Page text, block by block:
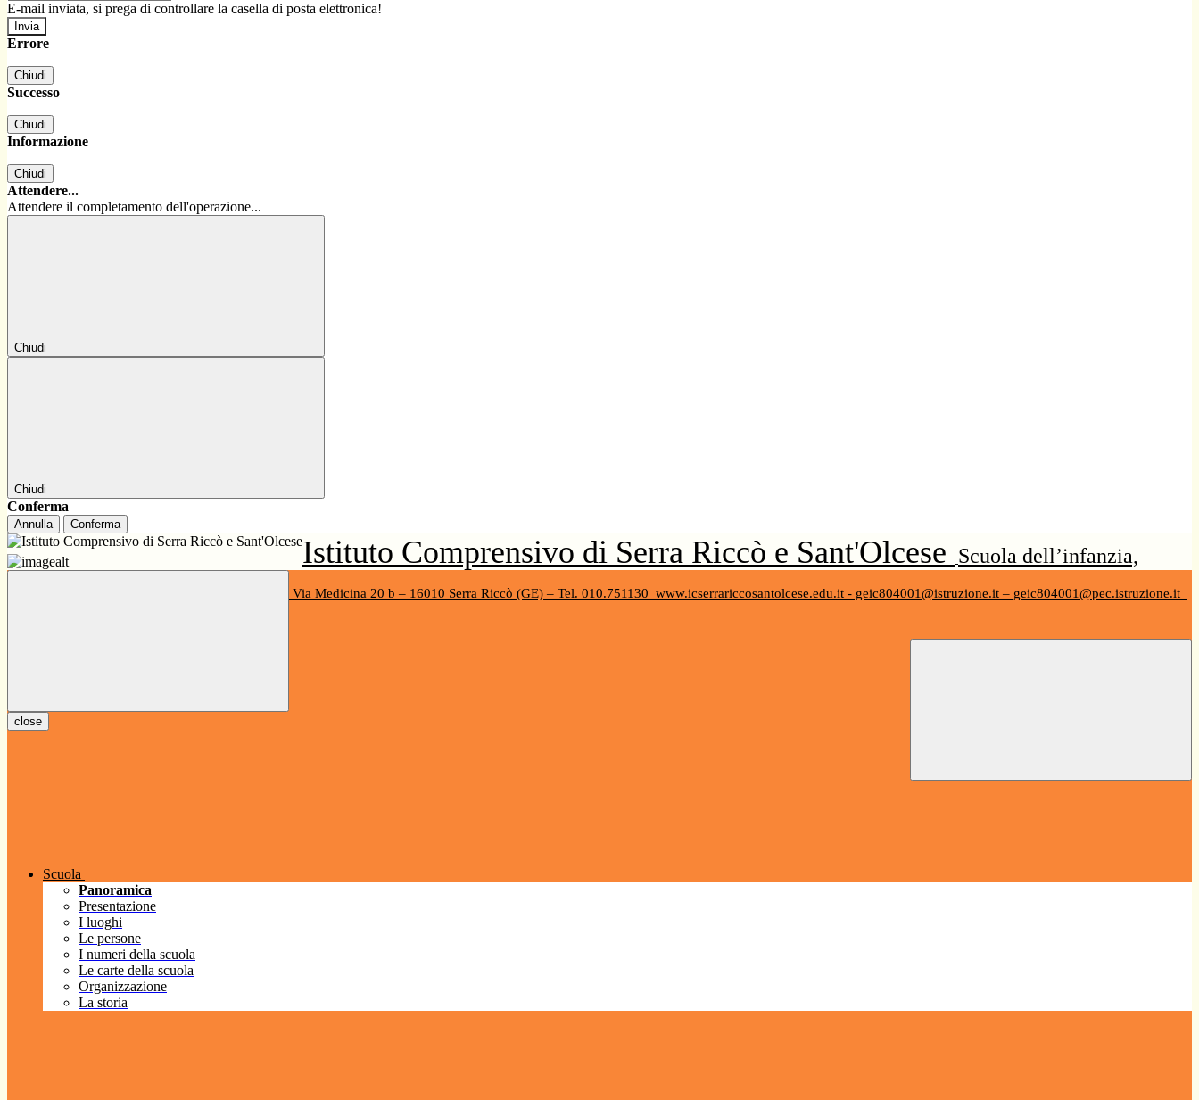
E-mail inviata, si prega di controllare la casella di posta elettronica!
Errore
Chiudi
Successo
Chiudi
Informazione
Chiudi
Attendere...
Attendere il completamento dell'operazione...
Chiudi
Chiudi
Conferma
Annulla Conferma
Istituto Comprensivo di Serra Riccò e Sant'Olcese Scuola dell’infanzia,
Via Medicina 20 b – 16010 Serra Riccò (GE) – Tel. 010.751130 www.icserrariccosantolcese.edu.it - geic804001@istruzione.it – geic804001@pec.istruzione.it
close
Scuola
Panoramica
Presentazione
I luoghi
Le persone
I numeri della scuola
Le carte della scuola
Organizzazione
La storia